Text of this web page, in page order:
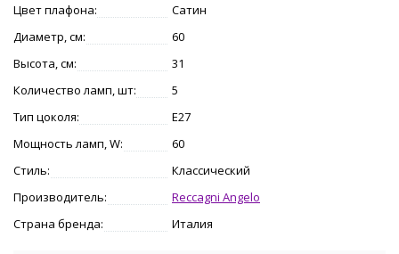
Цвет плафона:
Сатин
Диаметр, см:
60
Высота, см:
31
Количество ламп, шт:
5
Тип цоколя:
E27
Мощность ламп, W:
60
Стиль:
Классический
Производитель:
Reccagni Angelo
Страна бренда:
Италия